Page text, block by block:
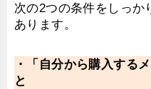
次の2つの条件をしっか
あります。
・「自分から購入する
と